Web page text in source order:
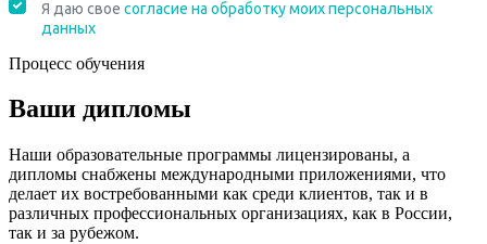
Процесс обучения
Ваши дипломы
Наши образовательные программы лицензированы, а
дипломы снабжены международными приложениями, что
делает их востребованными как среди клиентов, так и в
различных профессиональных организациях, как в России,
так и за рубежом.